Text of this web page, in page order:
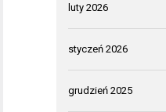
luty 2026
styczeń 2026
grudzień 2025